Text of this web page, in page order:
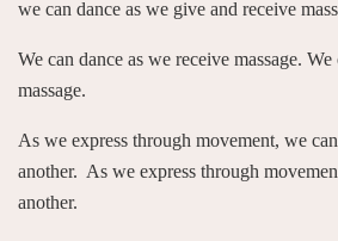
we can dance as we give and receive
We can dance as we receive massage.
massage.
As we express through movement, we
another. As we express through
another.